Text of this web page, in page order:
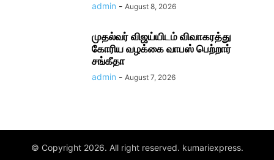
admin - August 8, 2026
முதல்வர் விஜய்யிடம் விவாகரத்து
கோரிய வழக்கை வாபஸ் பெற்றார்
சங்கீதா
admin - August 7, 2026
© Copyright 2026. All right reserved. kumariexpress.